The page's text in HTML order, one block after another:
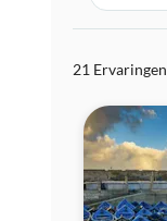
21 Ervaringen